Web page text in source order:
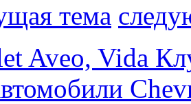
тема
Aveo, Vida